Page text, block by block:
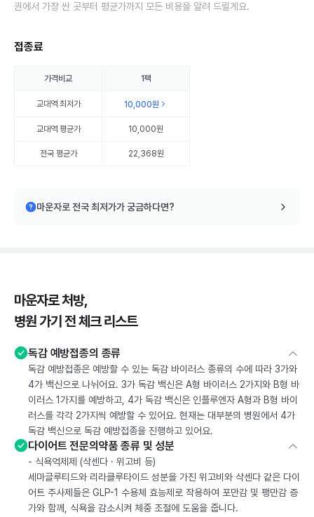
권에서 가장 싼 곳부터 평균가까지 모든 비용을 알려 드릴게요.
접종료
가격비교 1팩
교대역최저가 10,000원
교대역평균가 10,000원
전국 평균가 22,368원
마운자로 전국 최저가가 궁금하다면?
마운자로 처방,
병원 가기 전 체크 리스트
독감 예방접종의 종류
독감 예방접종은 예방할 수 있는 독감 바이러스 종류의 수에 따라 3가와
4가 백신으로 나뉘어요. 3가 독감 백신은 A형 바이러스 2가지와 B형 바
이러스 1가지를 예방하고, 4가 독감 백신은 인플루엔자 A형과 B형 바이
러스를 각각 2가지씩 예방할 수 있어요. 현재는 대부분의 병원에서 4가
독감 백신으로 독감 예방접종을 진행하고 있어요.
다이어트 전문의약품 종류 및 성분
- 식욕억제제 (삭센다 · 위고비 등)
세마글루티드와 리라클루타이드 성분을 가진 위고비와 삭센다 같은 다이
어트 주사제들은 GLP-1 수용체 효능제로 작용하여 포만감 및 팽만감 증
가와 함께, 식욕을 감소시켜 체중 조절에 도움을 줍니다.